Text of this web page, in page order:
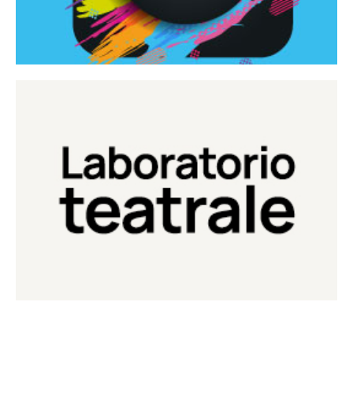
Laboratorio Teatrale
Laboratorio di teatro del Teatro Eduardo de Filippo
Continua